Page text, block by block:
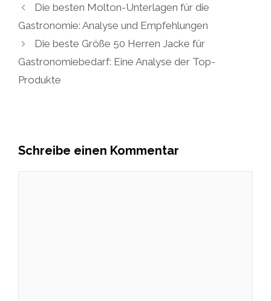
Die besten Molton-Unterlagen für die
Gastronomie: Analyse und Empfehlungen
Die beste Größe 50 Herren Jacke für
Gastronomiebedarf: Eine Analyse der Top-
Produkte
Schreibe einen Kommentar